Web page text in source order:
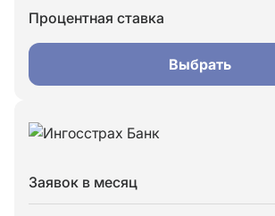
Процентная ставка
Выбрать
Заявок в месяц